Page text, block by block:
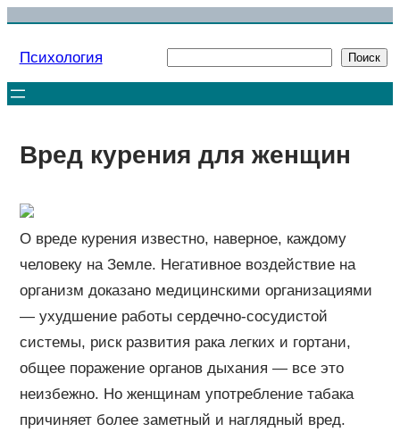
Перейти
Психология Поиск
Вред курения для женщин
О вреде курения известно, наверное, каждому
человеку на Земле. Негативное воздействие на
организм доказано медицинскими организациями
— ухудшение работы сердечно-сосудистой
системы, риск развития рака легких и гортани,
общее поражение органов дыхания — все это
неизбежно. Но женщинам употребление табака
причиняет более заметный и наглядный вред.